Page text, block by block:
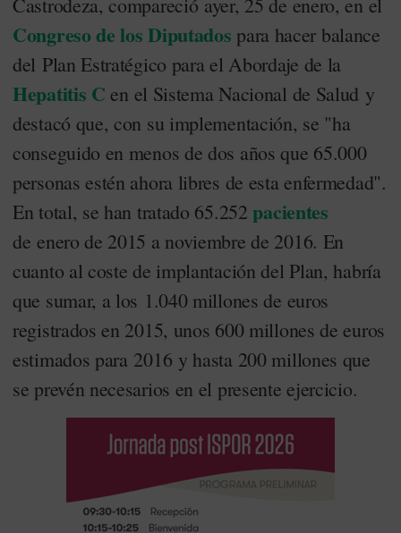
Congreso de los Diputados para hacer balance
del Plan Estratégico para el Abordaje de la
Hepatitis C en el Sistema Nacional de Salud y
destacó que, con su implementación, se "ha
conseguido en menos de dos años que 65.000
personas estén ahora libres de esta enfermedad".
En total, se han tratado 65.252pacientes
de enero de 2015 a noviembre de 2016. En
cuanto al coste de implantación del Plan, habría
que sumar, a los 1.040 millones de euros
registrados en 2015, unos 600 millones de euros
estimados para 2016 y hasta 200 millones que
se prevén necesarios en el presente ejercicio.